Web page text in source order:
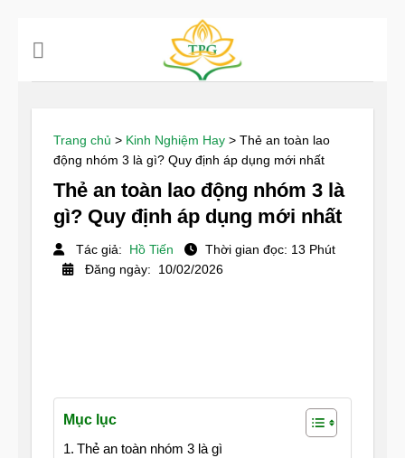
Trang chủ > Kinh Nghiệm Hay > Thẻ an toàn lao
động nhóm 3 là gì? Quy định áp dụng mới nhất
Thẻ an toàn lao động nhóm 3 là
gì? Quy định áp dụng mới nhất
Tác giả: Hồ Tiến
Thời gian đọc: 13 Phút
Đăng ngày: 10/02/2026
Mục lục
Thẻ an toàn nhóm 3 là gì